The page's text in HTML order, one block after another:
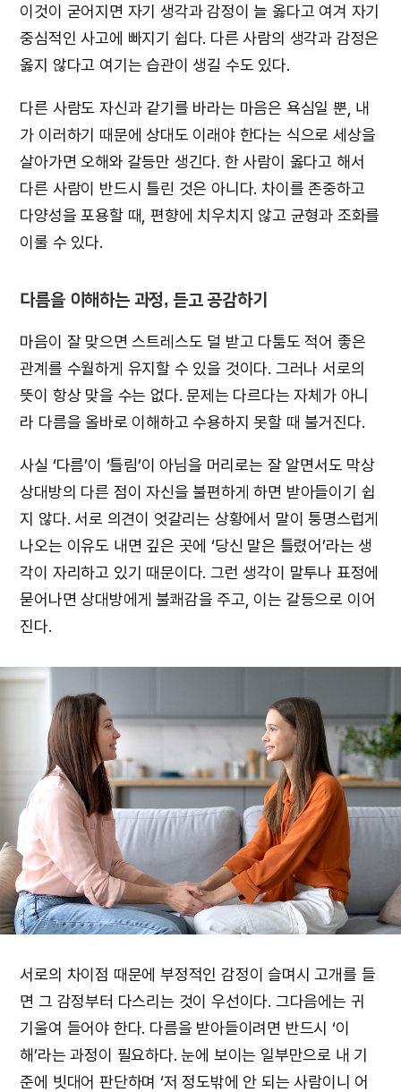
이것이 굳어지면 자기 생각과 감정이 늘 옳다고 여겨 자기
중심적인 사고에 빠지기 쉽다. 다른 사람의 생각과 감정은
옳지 않다고 여기는 습관이 생길 수도 있다.
다른 사람도 자신과 같기를 바라는 마음은 욕심일 뿐, 내
가 이러하기 때문에 상대도 이래야 한다는 식으로 세상을
살아가면 오해와 갈등만 생긴다. 한 사람이 옳다고 해서
다른 사람이 반드시 틀린 것은 아니다. 차이를 존중하고
다양성을 포용할 때, 편향에 치우치지 않고 균형과 조화를
이룰 수 있다.
다름을 이해하는 과정, 듣고 공감하기
마음이 잘 맞으면 스트레스도 덜 받고 다툼도 적어 좋은
관계를 수월하게 유지할 수 있을 것이다. 그러나 서로의
뜻이 항상 맞을 수는 없다. 문제는 다르다는 자체가 아니
라 다름을 올바로 이해하고 수용하지 못할 때 불거진다.
사실 ‘다름’이 ‘틀림’이 아님을 머리로는 잘 알면서도 막상
상대방의 다른 점이 자신을 불편하게 하면 받아들이기 쉽
지 않다. 서로 의견이 엇갈리는 상황에서 말이 퉁명스럽게
나오는 이유도 내면 깊은 곳에 ‘당신 말은 틀렸어’라는 생
각이 자리하고 있기 때문이다. 그런 생각이 말투나 표정에
묻어나면 상대방에게 불쾌감을 주고, 이는 갈등으로 이어
진다.
서로의 차이점 때문에 부정적인 감정이 슬며시 고개를 들
면 그 감정부터 다스리는 것이 우선이다. 그다음에는 귀
기울여 들어야 한다. 다름을 받아들이려면 반드시 ‘이
해’라는 과정이 필요하다. 눈에 보이는 일부만으로 내 기
준에 빗대어 판단하며 ‘저 정도밖에 안 되는 사람이니 어